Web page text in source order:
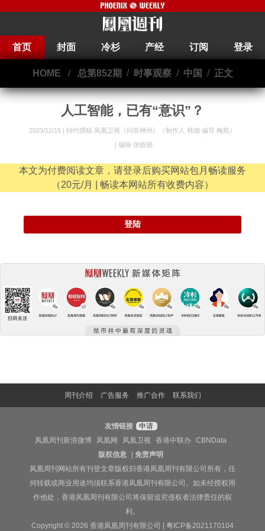
首页 封面 冷杉 产经 订阅 登录
HOME / 总第852期 / 时事观察/ 中国 / 正文
人工智能，已有“意识”？
2023/12/15 | 特约撰稿 凤凰卫视《问答神州》（制作人 韩烟 编导 梅苑）
编辑 张轶骁
本文为付费阅读文章，请登录后购买网站包月畅读服务
（20元/月 | 畅读本网站所有收费内容）
登陆
周刊介绍 广告服务 推广合作 联系我们
友情链接
申请
凤凰周刊新浪微博
凤凰网 凤凰卫视 香港中联办
CBNData
版权信息
|免责声明
凤凰周刊网站所有刊登文章版权归香港凤凰周刊有限公司所有，任
何转载或商业用途均须联系香港凤凰周刊有限公司。如未经授权用
作他处，香港凤凰周刊有限公司将保留追究侵权者法律责任的权
利。
Copyright © 2026 香港凤凰周刊有限公司 | 粤ICP备2021170104